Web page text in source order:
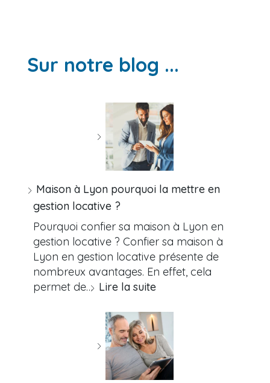
Sur notre blog ...
Maison à Lyon pourquoi la mettre en
gestion locative ?
Pourquoi confier sa maison à Lyon en
gestion locative ? Confier sa maison à
Lyon en gestion locative présente de
nombreux avantages. En effet, cela
permet de… Lire la suite